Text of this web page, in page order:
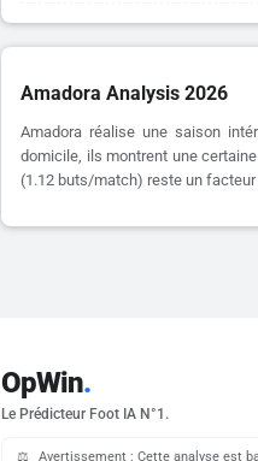
Amadora Analysis 2026
Amadora réalise une saison
domicile, ils montrent une
(1.12 buts/match) reste un
OpWin.
Le Prédicteur Foot IA N°1.
⚖️ Avertissement : Cette analyse est